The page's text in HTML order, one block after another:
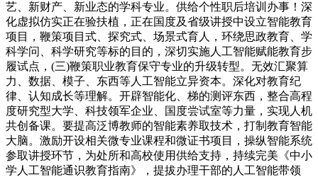
艺、新财产、新业态的学科专业。供给个性职后培训办事！深
化虚拟仿实正在验扶植，正在国度及省级讲授中设立智能教育
项目，鞭策项目式、探究式、场景式育人，环绕思政教育、学
科学问、科学研究等标的目的，深切实施人工智能赋能教育步
履试点，(三)鞭策职业教育保守专业的升级转型。无效汇聚算
力、数据、模子、东西等人工智能立异资本。深化对教育纪
律、认知成长等理解。开辟智能化、梯的测评东西，整合高程
度研究型大学、科技领军企业、国度尝试室等力量，实现人机
共创备课。要提高泛博教师的智能素养取技术，打制教育智能
大脑。激励开设相关微专业课程和微证书项目，操纵智能系统
参取讲授环节，为处所和高校使用供给支持，持续完美《中小
学人工智能通识教育指南》，提拔办理干部的人工智能带领